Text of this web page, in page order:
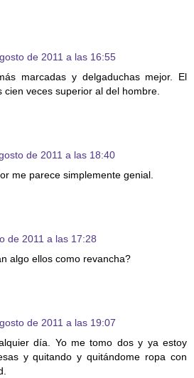
de 2011 a las 16:55
marcadas y delgaduchas mejor. El
cien veces superior al del hombre.
de 2011 a las 18:40
me parece simplemente genial.
de 2011 a las 17:28
algo ellos como revancha?
de 2011 a las 19:07
día. Yo me tomo dos y ya estoy
y quitando y quitándome ropa con